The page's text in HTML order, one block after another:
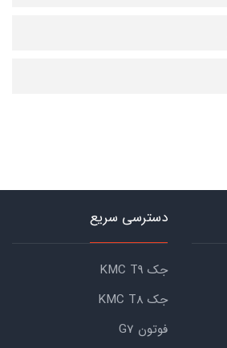
دسترسی سریع
جک KMC T9
جک KMC T8
فوتون G7